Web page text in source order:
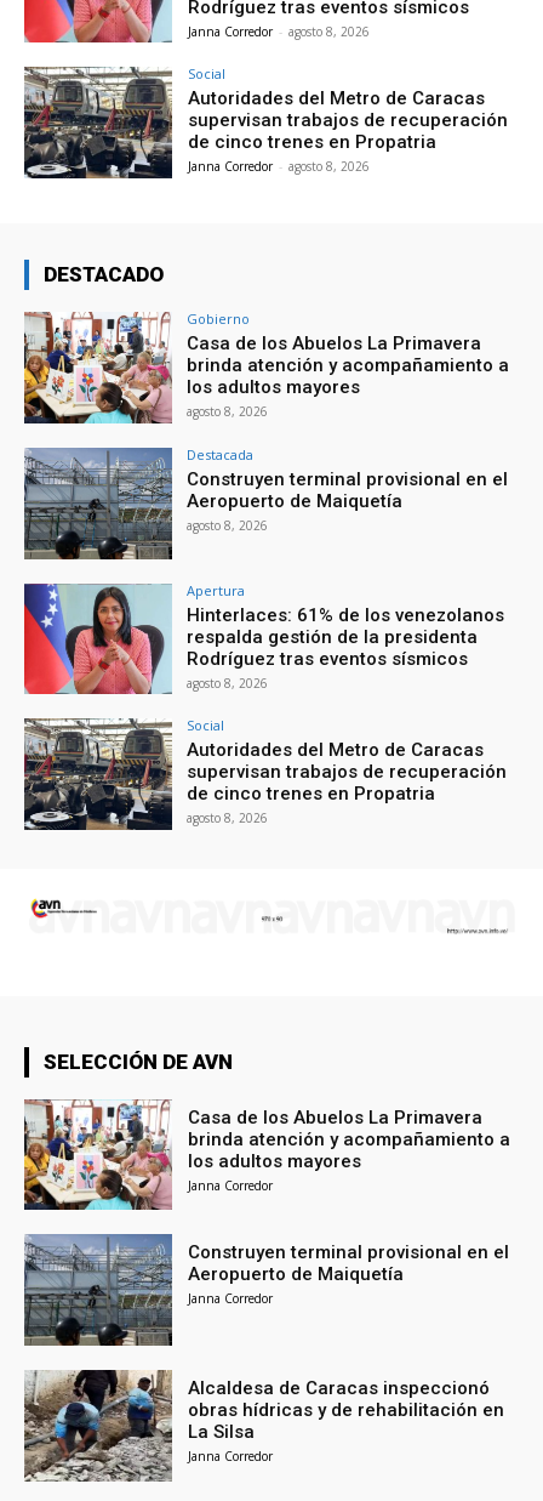
Rodríguez tras eventos sísmicos
Janna Corredor - agosto 8, 2026
Social
Autoridades del Metro de Caracas
supervisan trabajos de recuperación
de cinco trenes en Propatria
Janna Corredor - agosto 8, 2026
DESTACADO
Gobierno
Casa de los Abuelos La Primavera
brinda atención y acompañamiento a
los adultos mayores
agosto 8, 2026
Destacada
Construyen terminal provisional en el
Aeropuerto de Maiquetía
agosto 8, 2026
Apertura
Hinterlaces: 61% de los venezolanos
respalda gestión de la presidenta
Rodríguez tras eventos sísmicos
agosto 8, 2026
Social
Autoridades del Metro de Caracas
supervisan trabajos de recuperación
de cinco trenes en Propatria
agosto 8, 2026
SELECCIÓN DE AVN
Casa de los Abuelos La Primavera
brinda atención y acompañamiento a
los adultos mayores
Janna Corredor
Construyen terminal provisional en el
Aeropuerto de Maiquetía
Janna Corredor
Alcaldesa de Caracas inspeccionó
obras hídricas y de rehabilitación en
La Silsa
Janna Corredor